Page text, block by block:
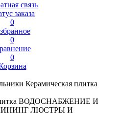
связь
заказа
0
0
0
Керамическая плитка
ВОДОСНАБЖЕНИЕ И
ЛЮСТРЫ И